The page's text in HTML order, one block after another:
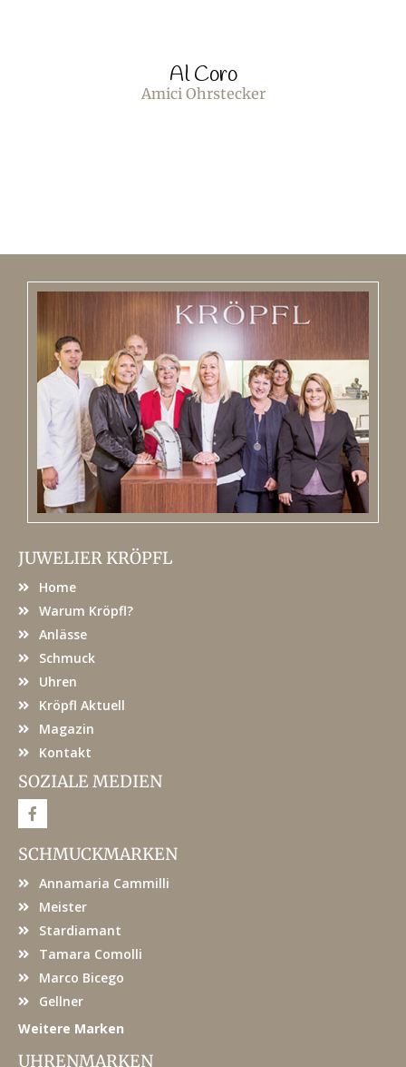
Al Coro
Amici Ohrstecker
JUWELIER KRÖPFL
Home
Warum Kröpfl?
Anlässe
Schmuck
Uhren
Kröpfl Aktuell
Magazin
Kontakt
SOZIALE MEDIEN
F
a
e
b
o
SCHMUCKMARKEN
Annamaria Cammilli
Meister
Stardiamant
Tamara Comolli
Marco Bicego
Gellner
Weitere Marken
UHRENMARKEN